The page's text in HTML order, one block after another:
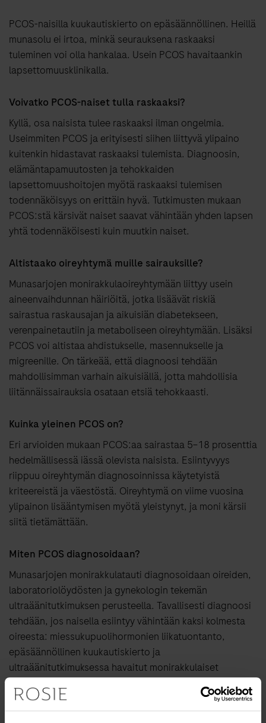
PCOS-naisilla kuukautiskierto on epäsäännöllinen. Heillä
munasolu ei irtoa, minkä seurauksena raskaaksi
tuleminen voi olla hankalaa. Usein PCOS havaitaankin
lapsettomuusklinikalla.
Voivatko PCOS-naiset tulla raskaaksi?
Kyllä, osa naisista tulee raskaaksi ilman ongelmia.
Useimmiten PCOS ja erityisesti siihen liittyvä ylipaino
kuitenkin hidastavat raskaaksi tulemista. Diagnoosin,
elämäntapamuutosten ja tehokkaiden
lapsettomuushoitojen myötä raskaaksi tulemisen
todennäköisyys on erittäin hyvä. Tutkimusten mukaan
PCOS:stä kärsivät naiset saavat vähintään yhden lapsen
yhtä todennäköisesti kuin muutkin naiset.
Altistaako oireyhtymä muille sairauksille?
Munasarjojen monirakkulaoireyhtymään liittyy usein
aineenvaihdunnan häiriöitä, jotka lisäävät riskiä
sairastua raskausajan ja aikuisiän diabetekseen,
verenpainetautiin ja metaboliseen oireyhtymään. Lisäksi
PCOS voi altistaa ahdistukselle, masennukselle ja
migreenille. On tärkeää, että diagnoosi tehdään
mahdollisimman varhain aikuisiällä, jotta mahdollisia
liitännäissairauksia osataan etsiä tehokkaasti.
Kuinka yleinen PCOS on?
Eri arvioiden mukaan PCOS:aa sairastaa 5–18 prosenttia
hedelmällisessä iässä olevista naisista. Esiintyvyys
riippuu oireyhtymän diagnosoinnissa käytetyistä
kriteereistä ja väestöstä. Oireyhtymä on viime vuosina
ylipainon lisääntymisen myötä yleistynyt, ja moni kärsii
siitä tietämättään.
Miten PCOS diagnosoidaan?
Munasarjojen monirakkulatauti diagnosoidaan oireiden,
laboratoriolöydösten ja gynekologin tekemän
ultraäänitutkimuksen perusteella. Tavallisesti diagnoosi
tehdään, jos naisella esiintyy vähintään kaksi kolmesta
oireesta: miessukupuolihormonien liikatuontanto,
epäsäännöllinen kuukautiskierto ja
ultraäänitutkimuksessa havaitut monirakkulaiset
munasarjat.
Nuorille tytöille diagnoosia ei ole hyvä tehdä, sillä